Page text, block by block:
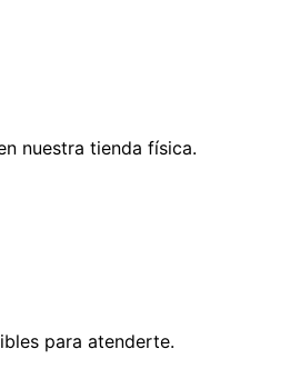
nuestra tienda física.
para atenderte.